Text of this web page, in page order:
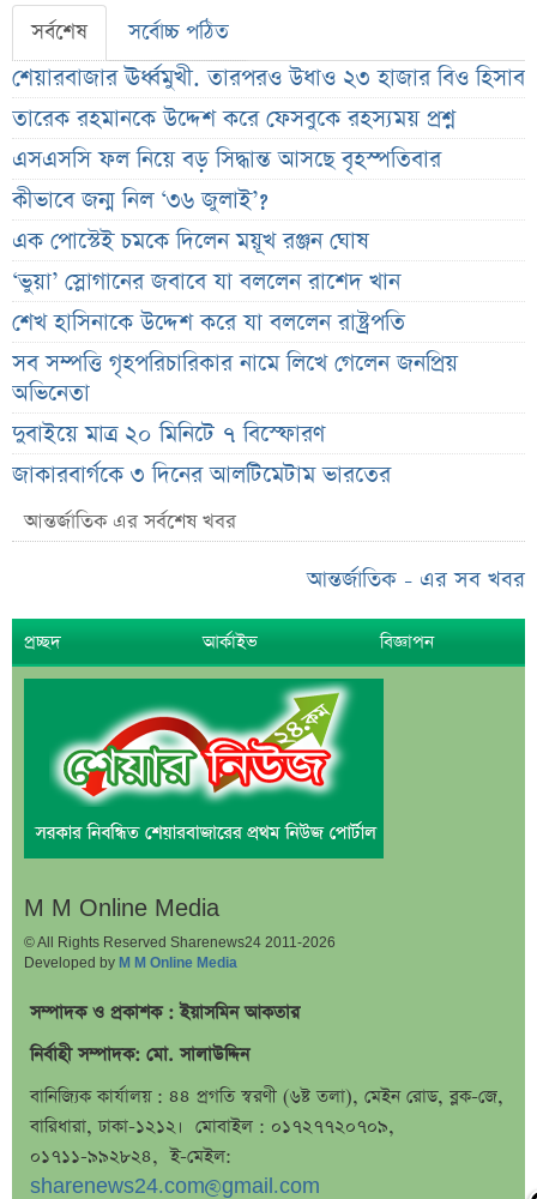
সর্বশেষ সর্বোচ্চ পঠিত
শেয়ারবাজার ঊর্ধ্বমুখী. তারপরও উধাও ২৩ হাজার বিও হিসাব
তারেক রহমানকে উদ্দেশ করে ফেসবুকে রহস্যময় প্রশ্ন
এসএসসি ফল নিয়ে বড় সিদ্ধান্ত আসছে বৃহস্পতিবার
কীভাবে জন্ম নিল ‘৩৬ জুলাই’?
এক পোস্টেই চমকে দিলেন ময়ূখ রঞ্জন ঘোষ
‘ভুয়া’ স্লোগানের জবাবে যা বললেন রাশেদ খান
শেখ হাসিনাকে উদ্দেশ করে যা বললেন রাষ্ট্রপতি
সব সম্পত্তি গৃহপরিচারিকার নামে লিখে গেলেন জনপ্রিয়
অভিনেতা
দুবাইয়ে মাত্র ২০ মিনিটে ৭ বিস্ফোরণ
জাকারবার্গকে ৩ দিনের আলটিমেটাম ভারতের
সরকারি ওয়েবসাইটে ‘Error 503’, কারণ জানালেন
উপদেষ্টা
ব্যাংক কর্মকর্তার অভিযোগে তোলপাড়, অব্যাহতি এনসিপি
নেতার
ভাইরাল ‘৪ দিনের ছুটি’ দাবির ব্যাখ্যা দিল জনপ্রশাসন
মন্ত্রণালয়
জাতির উদ্দেশে যা বললেন ড. ইউনূস
আগামী ৪ দিনের আবহাওয়া নিয়ে বড় সতর্কবার্তা
লোকসান থেকে মুনাফায় ফিরেছে তালিকাভুক্ত একটি ব্যাংক
ধারাবাহিক লোকসানে ৫ ব্যাংক
মুনাফা থেকে লোকসানে ৩ ব্যাংক
দ্বিতীয় প্রান্তিকে আয় কমেছে ৫ ব্যাংকের
দ্বিতীয় প্রান্তিকে ১৭ ব্যাংকের চমক
জুলাই স্মৃতি জাদুঘর উদ্বোধন করলেন প্রধানমন্ত্রী
ডাবরের একাধিক পণ্য হঠাৎ বিক্রি বন্ধ, কারণ জানলে অবাক
হবেন
একটি সেটিং বদলালেই রেকর্ড হতে পারে হোয়াটসঅ্যাপ কল!
মন্ত্রীসভায় বাদ পড়তে পারেন যেসব মন্ত্রী-প্রতিমন্ত্রী
আন্তর্জাতিক এর সর্বশেষ খবর
আন্তর্জাতিক - এর সব খবর
প্রচ্ছদ আর্কাইভ বিজ্ঞাপন
M M Online Media
© All Rights Reserved Sharenews24 2011-2026
Developed by M M Online Media
সম্পাদক ও প্রকাশক : ইয়াসমিন আকতার
নির্বাহী সম্পাদক: মো. সালাউদ্দিন
বানিজ্যিক কার্যালয় : ৪৪ প্রগতি স্বরণী (৬ষ্ট তলা), মেইন রোড, ব্লক-জে,
বারিধারা, ঢাকা-১২১২। মোবাইল : ০১৭২৭৭২০৭০৯,
০১৭১১-৯৯২৮২৪, ই-মেইল:
sharenews24.com@gmail.com